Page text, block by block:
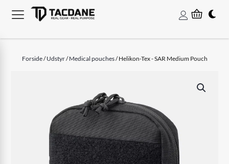
Forside/Udstyr/Medical pouches/ Helikon-Tex - SAR Medium Pouch